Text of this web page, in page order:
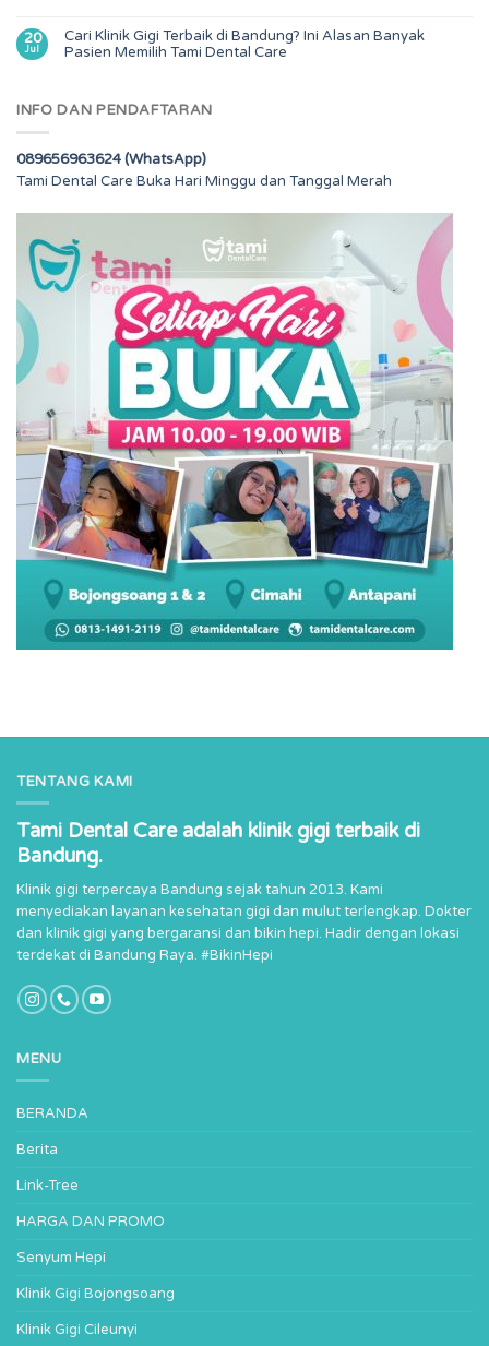
20
Jul
Cari Klinik Gigi Terbaik di Bandung? Ini Alasan Banyak
Pasien Memilih Tami Dental Care
INFO DAN PENDAFTARAN
089656963624 (WhatsApp)
Tami Dental Care Buka Hari Minggu dan Tanggal Merah
TENTANG KAMI
Tami Dental Care adalah klinik gigi terbaik di
Bandung.
Klinik gigi terpercaya Bandung sejak tahun 2013. Kami
menyediakan layanan kesehatan gigi dan mulut terlengkap. Dokter
dan klinik gigi yang bergaransi dan bikin hepi. Hadir dengan lokasi
terdekat di Bandung Raya. #BikinHepi
MENU
BERANDA
Berita
Link-Tree
HARGA DAN PROMO
Senyum Hepi
Klinik Gigi Bojongsoang
Klinik Gigi Cileunyi